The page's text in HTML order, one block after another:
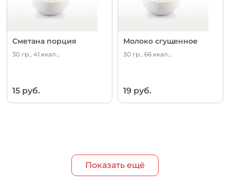
Сметана порция
30 гр., 41 ккал.,
15 руб.
Молоко сгущенное
30 гр., 66 ккал.,
19 руб.
Показать ещё